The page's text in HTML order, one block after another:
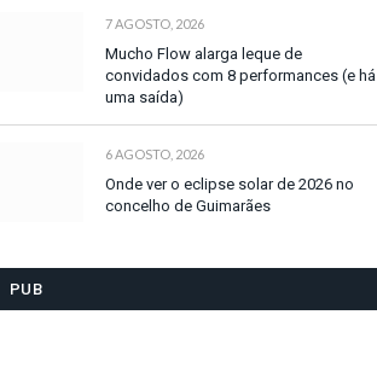
7 AGOSTO, 2026
Mucho Flow alarga leque de
convidados com 8 performances (e há
uma saída)
6 AGOSTO, 2026
Onde ver o eclipse solar de 2026 no
concelho de Guimarães
PUB